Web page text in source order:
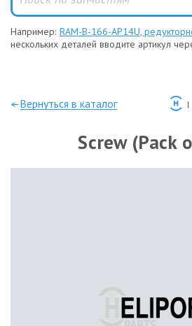
Например: RAM-B-166-AP14U,
нескольких деталей вводите артикул
—Вернуться в каталог
Screw (Pack